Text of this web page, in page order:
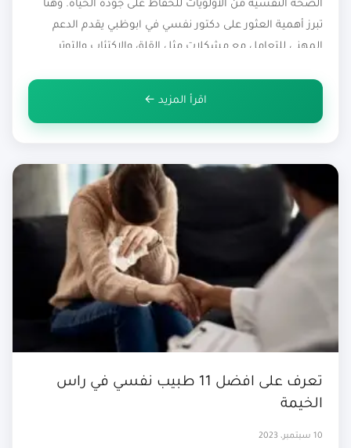
الصحة النفسية من الأولويات للحفاظ على جودة الحياة. وهنا
تبرز أهمية العثور على دكتور نفسي في ابوظبي يقدم الدعم
المهني للتعامل مع مشكلات مثل القلق والاكتئاب والتوتر
دكتور نفسي في ابوظبي قد تواجه وفرة في الخيارات، لكن الأهم
اقرأ المزيد ←
تعرف على افضل 11 طبيب نفسي في راس
الخيمة
10 سبتمبر، 2023